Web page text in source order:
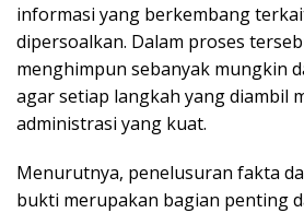
informasi yang berkembang
dipersoalkan. Dalam proses
menghimpun sebanyak mungkin
agar setiap langkah yang diambil
administrasi yang kuat.
Menurutnya, penelusuran fakta
bukti merupakan bagian penting